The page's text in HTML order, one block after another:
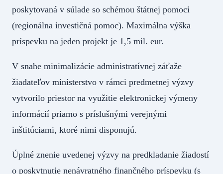
poskytovaná v súlade so schémou štátnej pomoci
(regionálna investičná pomoc). Maximálna výška
príspevku na jeden projekt je 1,5 mil. eur.
V snahe minimalizácie administratívnej záťaže
žiadateľov ministerstvo v rámci predmetnej výzvy
vytvorilo priestor na využitie elektronickej výmeny
informácií priamo s príslušnými verejnými
inštitúciami, ktoré nimi disponujú.
Úplné znenie uvedenej výzvy na predkladanie žiadostí
o poskytnutie nenávratného finančného príspevku (s